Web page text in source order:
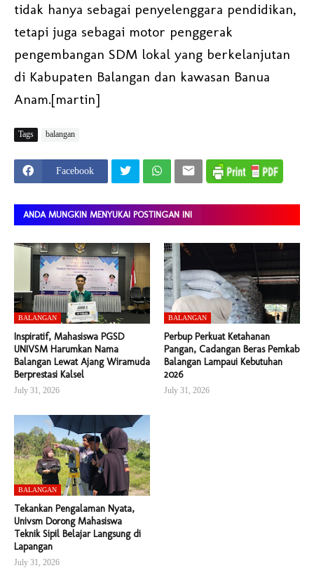
tidak hanya sebagai penyelenggara pendidikan,
tetapi juga sebagai motor penggerak
pengembangan SDM lokal yang berkelanjutan
di Kabupaten Balangan dan kawasan Banua
Anam.[martin]
Tags balangan
Facebook
ANDA MUNGKIN MENYUKAI POSTINGAN INI
BALANGAN
Inspiratif, Mahasiswa PGSD
UNIVSM Harumkan Nama
Balangan Lewat Ajang Wiramuda
Berprestasi Kalsel
July 31, 2026
BALANGAN
Perbup Perkuat Ketahanan
Pangan, Cadangan Beras Pemkab
Balangan Lampaui Kebutuhan
2026
July 31, 2026
BALANGAN
Tekankan Pengalaman Nyata,
Univsm Dorong Mahasiswa
Teknik Sipil Belajar Langsung di
Lapangan
July 31, 2026